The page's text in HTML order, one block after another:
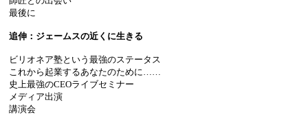
最後に
追伸：ジェームスの近くに生きる
ビリオネア塾という最強のステータス
これから起業するあなたのために……
史上最強のCEOライブセミナー
メディア出演
講演会